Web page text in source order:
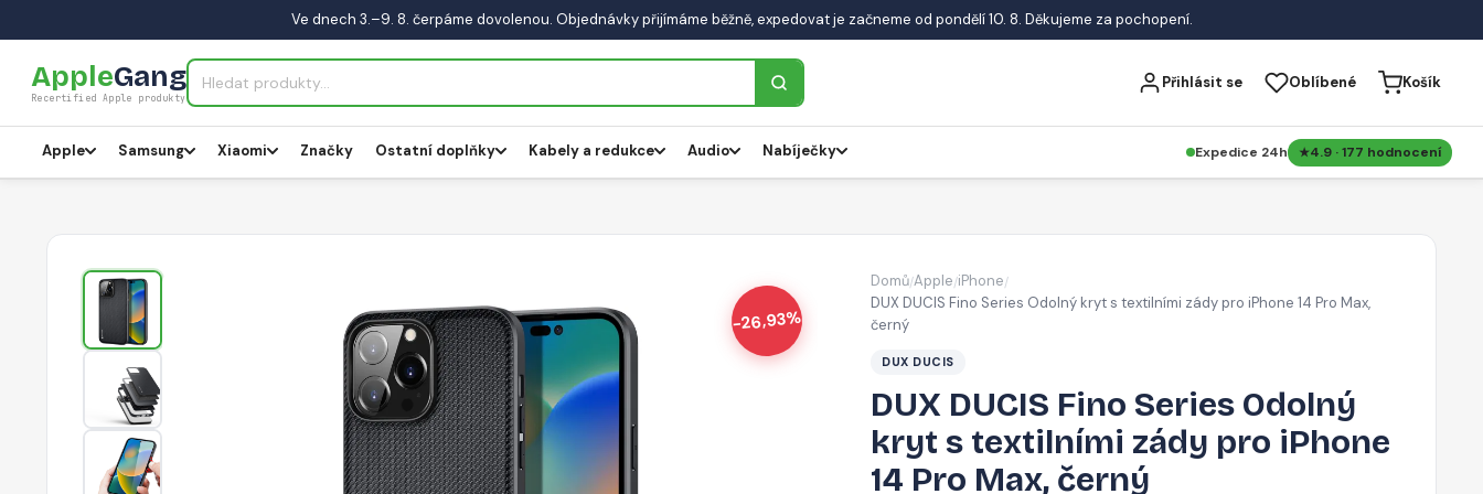
Ve dnech 3.–9. 8. čerpáme dovolenou. Objednávky přijímáme běžně, expedovat je začneme od pondělí 10. 8. Děkujeme za pochopení.
AppleGang
Recertified Apple produkty
Přihlásit se Oblíbené Košík
Apple Samsung Xiaomi Značky Ostatní doplňky Kabely a redukce Audio Nabíječky Expedice 24h 4.9 · 177 hodnocení
-26,93%
Domů/Apple/iPhone/
DUX DUCIS Fino Series Odolný kryt s textilními zády pro iPhone 14 Pro Max,
černý
DUX DUCIS
DUX DUCIS Fino Series Odolný
kryt s textilními zády pro iPhone
14 Pro Max, černý